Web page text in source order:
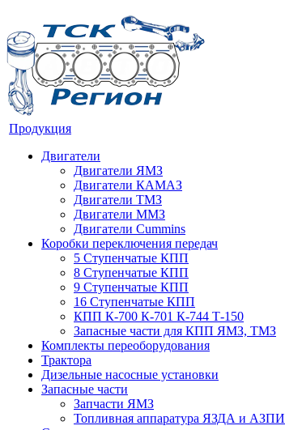
Продукция
Двигатели
Двигатели ЯМЗ
Двигатели КАМАЗ
Двигатели ТМЗ
Двигатели ММЗ
Двигатели Cummins
Коробки переключения передач
5 Ступенчатые КПП
8 Ступенчатые КПП
9 Ступенчатые КПП
16 Ступенчатые КПП
КПП К-700 К-701 К-744 Т-150
Запасные части для КПП ЯМЗ, ТМЗ
Комплекты переоборудования
Трактора
Дизельные насосные установки
Запасные части
Запчасти ЯМЗ
Топливная аппаратура ЯЗДА и АЗПИ